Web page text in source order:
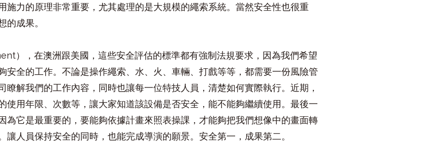
施力的原理非常重要，尤其處理的是大規模的繩索系統。當然安全性也很重
的成果。
），在澳洲跟美國，這些安全評估的標準都有強制法規要求，因為我們希望
安全的工作。不論是操作繩索、水、火、車輛、打戲等等，都需要一份風險管
瞭解我們的工作內容，同時也讓每一位特技人員，清楚如何實際執行。近期，
使用年限、次數等，讓大家知道該設備是否安全，能不能夠繼續使用。最後一
為它是最重要的，要能夠依據計畫來照表操課，才能夠把我們想像中的畫面轉
人員保持安全的同時，也能完成導演的願景。安全第一，成果第二。